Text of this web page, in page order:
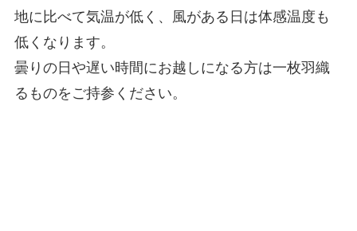
地に比べて気温が低く、風がある日は体感温度も
低くなります。
曇りの日や遅い時間にお越しになる方は一枚羽織
るものをご持参ください。